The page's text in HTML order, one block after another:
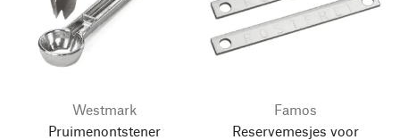
Westmark
Pruimenontstener
Famos
Reservemesjes voor